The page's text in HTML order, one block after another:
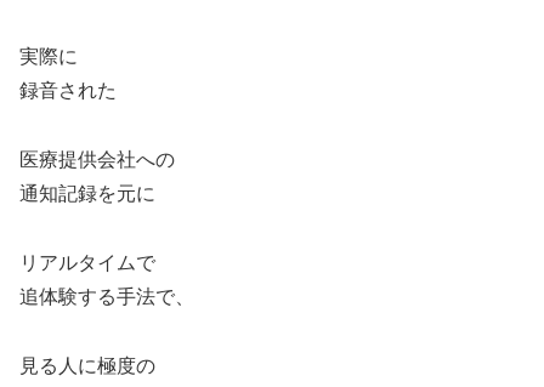
実際に
録音された
医療提供会社への
通知記録を元に
リアルタイムで
追体験する手法で、
見る人に極度の